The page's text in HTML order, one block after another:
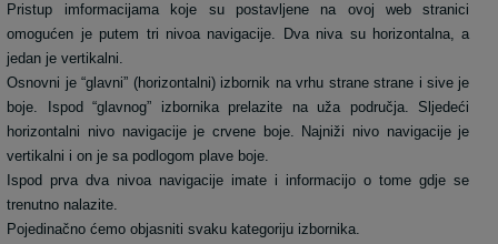
Pristup imformacijama koje su postavljene na ovoj web stranici
omogućen je putem tri nivoa navigacije. Dva niva su horizontalna, a
jedan je vertikalni.
Osnovni je “glavni” (horizontalni) izbornik na vrhu strane strane i sive je
boje. Ispod “glavnog” izbornika prelazite na uža područja. Sljedeći
horizontalni nivo navigacije je crvene boje. Najniži nivo navigacije je
vertikalni i on je sa podlogom plave boje.
Ispod prva dva nivoa navigacije imate i informacijo o tome gdje se
trenutno nalazite.
Pojedinačno ćemo objasniti svaku kategoriju izbornika.